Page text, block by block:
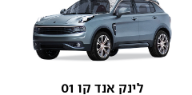
לינק אנד קו 01